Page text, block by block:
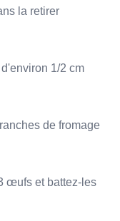
la retirer
1/2 cm
de fromage
œufs et battez-les